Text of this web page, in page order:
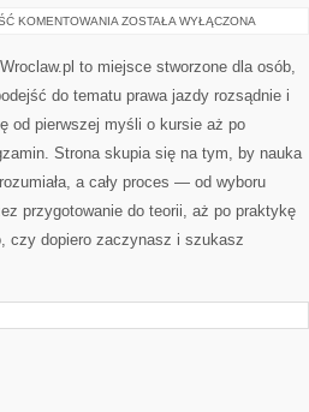
KOMENTOWANIA PIERWSZY
PORADNIK
DLA
ZOSTAŁA WYŁĄCZONA
to miejsce stworzone dla osób,
do tematu prawa jazdy rozsądnie i
od pierwszej myśli o kursie aż po
Strona skupia się na tym, by nauka
a cały proces — od wyboru
przygotowanie do teorii, aż po praktykę
czy dopiero zaczynasz i szukasz